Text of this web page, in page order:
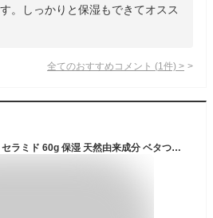
。しっかりと保湿もできてオスス
全てのおすすめコメント (1 件) >
プロ業務用 ハンドクリーム セラミド 60g 保湿 天然由来成分 ベタつかない